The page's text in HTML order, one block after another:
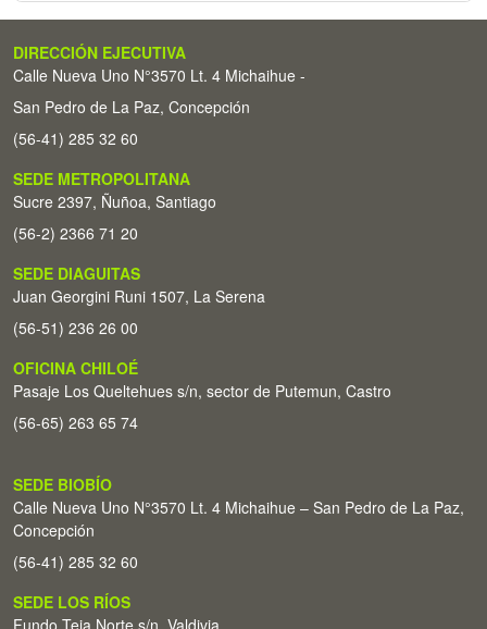
DIRECCIÓN EJECUTIVA
Calle Nueva Uno N°3570 Lt. 4 Michaihue -
San Pedro de La Paz, Concepción
(56-41) 285 32 60
SEDE METROPOLITANA
Sucre 2397, Ñuñoa, Santiago
(56-2) 2366 71 20
SEDE DIAGUITAS
Juan Georgini Runi 1507, La Serena
(56-51) 236 26 00
OFICINA CHILOÉ
Pasaje Los Queltehues s/n, sector de Putemun, Castro
(56-65) 263 65 74
SEDE BIOBÍO
Calle Nueva Uno N°3570 Lt. 4 Michaihue – San Pedro de La Paz,
Concepción
(56-41) 285 32 60
SEDE LOS RÍOS
Fundo Teja Norte s/n. Valdivia